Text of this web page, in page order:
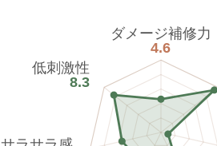
ダメージ補修力
4.6
低刺激性
8.3